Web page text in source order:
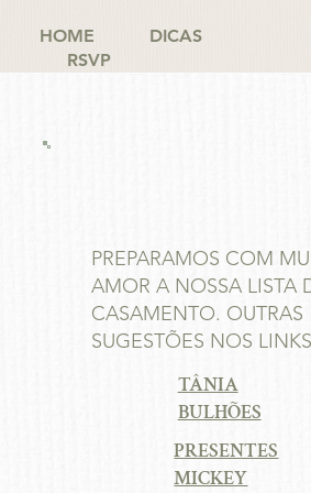
HOME DICAS
RSVP
PREPARAMOS COM
AMOR A NOSSA LISTA
CASAMENTO. OUTRAS
SUGESTÕES NOS
TÂNIA
BULHÕES
PRESENTES
MICKEY